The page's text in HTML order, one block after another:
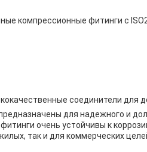
компрессионные фитинги с
соединители для
для надежного и
очень устойчивы к
так и для коммерческих